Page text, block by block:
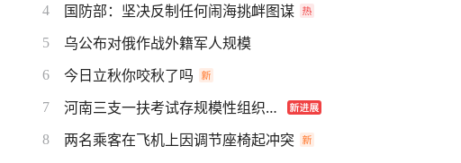
4 国防部：坚决反制任何闹海挑衅图谋
5 乌公布对俄作战外籍军人规模
6 今日立秋你咬秋了吗
7 河南三支一扶考试存规模性组织作弊
8 两名乘客在飞机上因调节座椅起冲突